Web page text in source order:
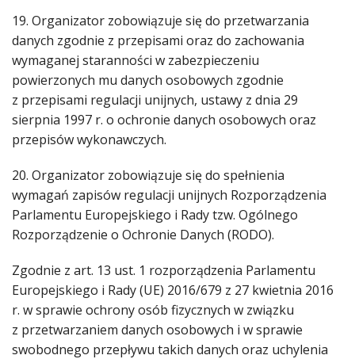
19. Organizator zobowiązuje się do przetwarzania
danych zgodnie z przepisami oraz do zachowania
wymaganej staranności w zabezpieczeniu
powierzonych mu danych osobowych zgodnie
z przepisami regulacji unijnych, ustawy z dnia 29
sierpnia 1997 r. o ochronie danych osobowych oraz
przepisów wykonawczych.
20. Organizator zobowiązuje się do spełnienia
wymagań zapisów regulacji unijnych Rozporządzenia
Parlamentu Europejskiego i Rady tzw. Ogólnego
Rozporządzenie o Ochronie Danych (RODO).
Zgodnie z art. 13 ust. 1 rozporządzenia Parlamentu
Europejskiego i Rady (UE) 2016/679 z 27 kwietnia 2016
r. w sprawie ochrony osób fizycznych w związku
z przetwarzaniem danych osobowych i w sprawie
swobodnego przepływu takich danych oraz uchylenia